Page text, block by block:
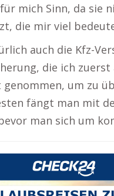
mich Sinn, da sie
die mir viel
auch die Kfz-
die ich
um zu
fängt man mit
man sich um